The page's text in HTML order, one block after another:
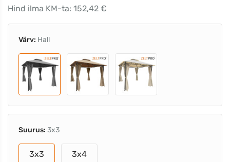
Hind ilma KM-ta: 152,42 €
Värv: Hall
Suurus: 3x3
3x3 3x4